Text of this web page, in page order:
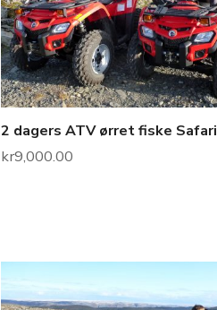
2 dagers ATV ørret fiske Safari
kr9,000.00